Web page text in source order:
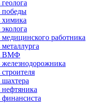
победы
химика
работника
ВМФ